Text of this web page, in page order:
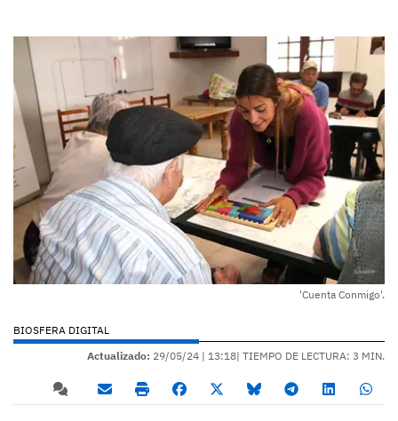
'Cuenta Conmigo'.
BIOSFERA DIGITAL
Actualizado: 29/05/24 | 13:18| TIEMPO DE LECTURA: 3 MIN.